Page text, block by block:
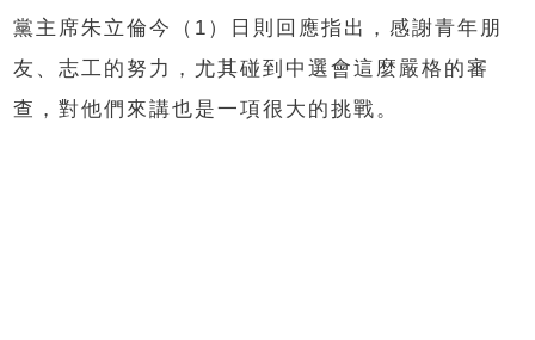
黨主席朱立倫今（1）日則回應指出，感謝青年朋
友、志工的努力，尤其碰到中選會這麼嚴格的審
查，對他們來講也是一項很大的挑戰。